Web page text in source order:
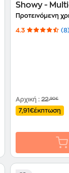
Showy -
Προτεινόμενη
4.3
Αρχική:22,90€
7,91€έκπτωση